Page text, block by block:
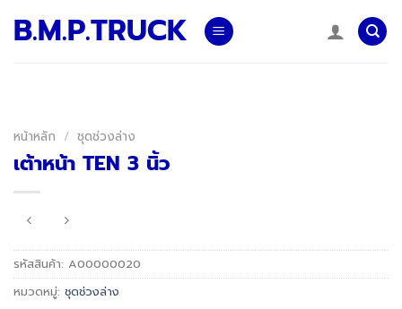
B.M.P.TRUCK
หน้าหลัก / ชุดช่วงล่าง
เต้าหน้า TEN 3 นิ้ว
รหัสสินค้า: A00000020
หมวดหมู่: ชุดช่วงล่าง